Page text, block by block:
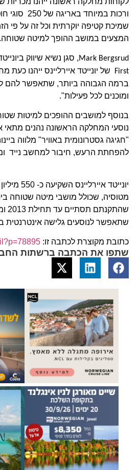
ורכות
שמיכת קטיפה יוקרתית וכל זה על פי
המצעים במושב ההופך למיטה שטוחה.
Mark Bergsrud, סגן נשיא שיווק
First
של יונייטד איירליינס ייהנו כעת
ברמה הגבוהה ביותר, שתאפשר להם
ומוכנים לכל פעילות".
בנוסף למושבים ההופכים למיטות
נוסעי המחלקה הראשונה נהנים מתאי
"חגיגה גסטרונומית באוויר" מלווה
להפחתת הרעש, חיבור למחשב נייד
יונייטד
שהתקנתם תסתיים עד תחילת 2013 ומערכת
שתאפשר לנוסעים גלישה אינטרנטית
כתובת מקוצרת לכתבה זו:
שתפו את הכתבה ברשתות